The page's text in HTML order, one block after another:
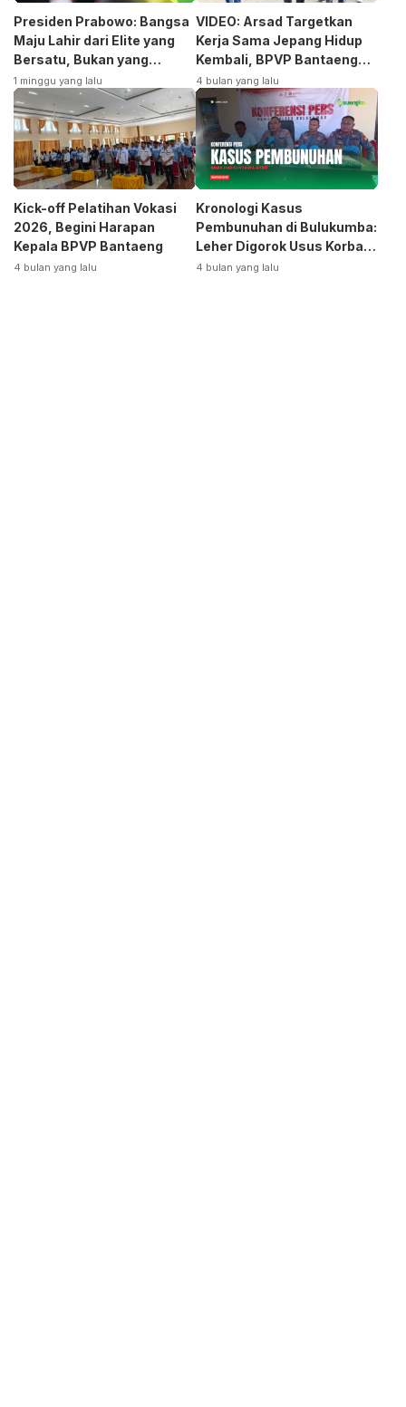
Presiden Prabowo: Bangsa
Maju Lahir dari Elite yang
Bersatu, Bukan yang
Terpecah
1 minggu yang lalu
VIDEO: Arsad Targetkan
Kerja Sama Jepang Hidup
Kembali, BPVP Bantaeng
Siap Bangkitkan Jurusan
Otomotif
4 bulan yang lalu
Kick-off Pelatihan Vokasi
2026, Begini Harapan
Kepala BPVP Bantaeng
4 bulan yang lalu
Kronologi Kasus
Pembunuhan di Bulukumba:
Leher Digorok Usus Korban
Dikeluarkan
4 bulan yang lalu